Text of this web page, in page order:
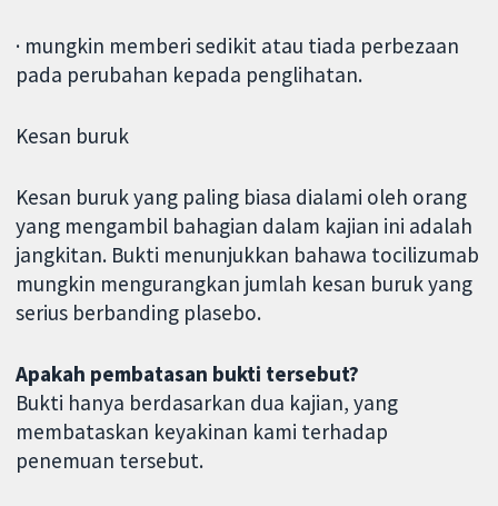
· mungkin memberi sedikit atau tiada perbezaan
pada perubahan kepada penglihatan.
Kesan buruk
Kesan buruk yang paling biasa dialami oleh orang
yang mengambil bahagian dalam kajian ini adalah
jangkitan. Bukti menunjukkan bahawa tocilizumab
mungkin mengurangkan jumlah kesan buruk yang
serius berbanding plasebo.
Apakah pembatasan bukti tersebut?
Bukti hanya berdasarkan dua kajian, yang
membataskan keyakinan kami terhadap
penemuan tersebut.